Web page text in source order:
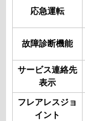
応急運転
故障診断機能
サービス連絡先
表示
フレアレスジョ
イント